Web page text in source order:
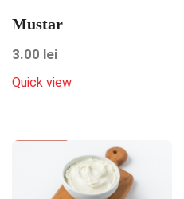
Mustar
3.00 lei
Quick view